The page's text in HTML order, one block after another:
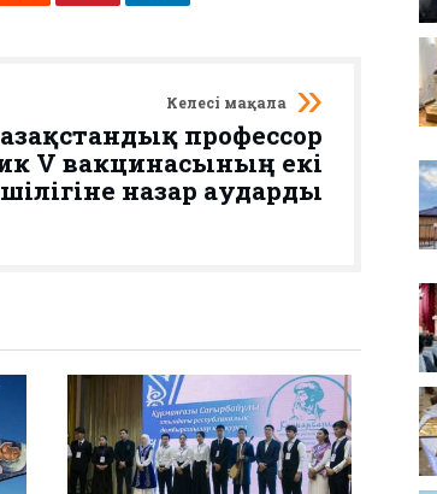
Келесі мақала
Қазақстандық профессор
V вакцинасының екі
назар аударды